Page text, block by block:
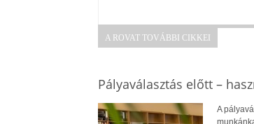
A ROVAT TOVÁBBI CIKKEI
Pályaválasztás előtt –
A